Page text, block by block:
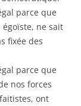
parce que
ne sait
fixée des
parce que
nos forces
ont